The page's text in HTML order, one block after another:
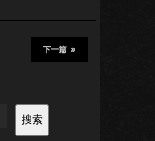
下一篇
搜索